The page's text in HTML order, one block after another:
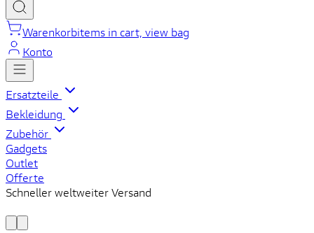
Warenkorbitems in cart, view bag
Konto
Ersatzteile
Bekleidung
Zubehör
Gadgets
Outlet
Offerte
Schneller weltweiter Versand